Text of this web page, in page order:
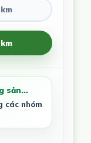
sản...
các nhóm